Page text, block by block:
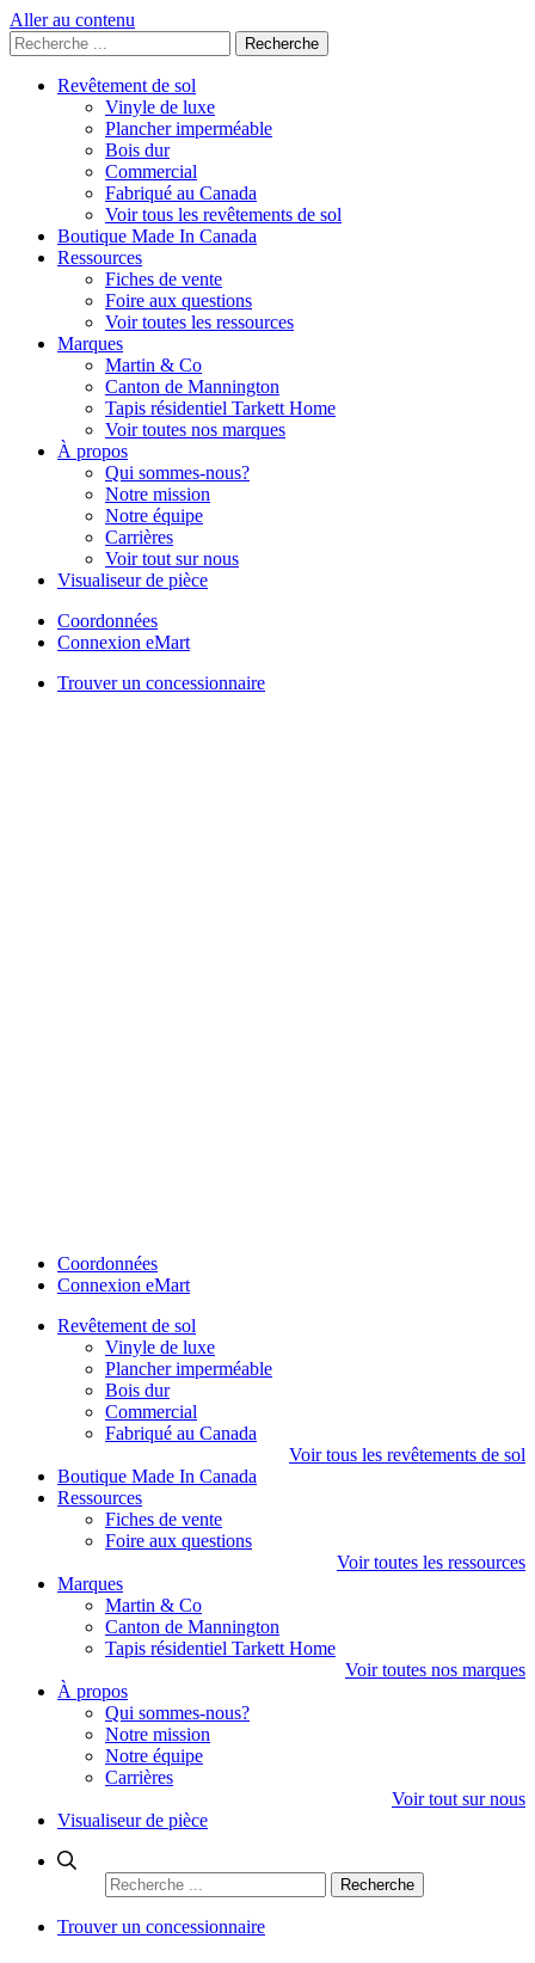
Aller au contenu
Rechercher
:
Revêtement de sol
Vinyle de luxe
Plancher imperméable
Bois dur
Commercial
Fabriqué au Canada
Voir tous les revêtements de sol
Boutique Made In Canada
Ressources
Fiches de vente
Foire aux questions
Voir toutes les ressources
Marques
Martin & Co
Canton de Mannington
Tapis résidentiel Tarkett Home
Voir toutes nos marques
À propos
Qui sommes-nous?
Notre mission
Notre équipe
Carrières
Voir tout sur nous
Visualiseur de pièce
Coordonnées
Connexion eMart
Trouver un concessionnaire
Coordonnées
Connexion eMart
Revêtement de sol
Vinyle de luxe
Plancher imperméable
Bois dur
Commercial
Fabriqué au Canada
Voir tous les revêtements de sol
Boutique Made In Canada
Ressources
Fiches de vente
Foire aux questions
Voir toutes les ressources
Marques
Martin & Co
Canton de Mannington
Tapis résidentiel Tarkett Home
Voir toutes nos marques
À propos
Qui sommes-nous?
Notre mission
Notre équipe
Carrières
Voir tout sur nous
Visualiseur de pièce
Rechercher
:
Trouver un concessionnaire